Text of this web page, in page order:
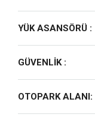
YÜK ASANSÖRÜ :
GÜVENLİK :
OTOPARK ALANI: